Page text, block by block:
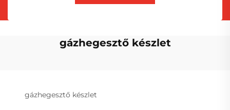
gázhegesztő készlet
gázhegesztő készlet